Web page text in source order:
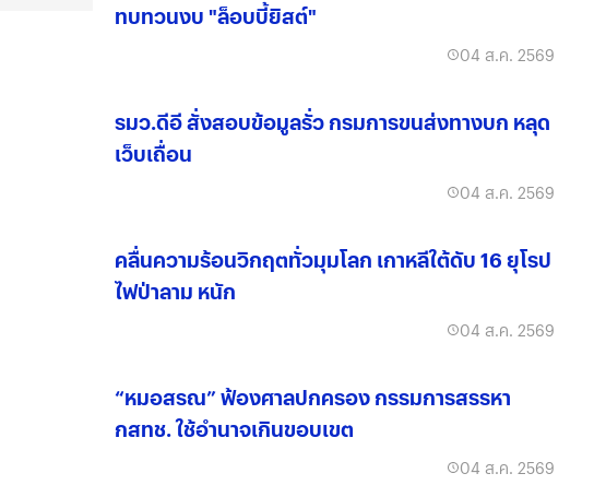
ทบทวนงบ "ล็อบบี้ยิสต์"
04 ส.ค. 2569
รมว.ดีอี สั่งสอบข้อมูลรั่ว กรมการขนส่งทางบก หลุด
เว็บเถื่อน
04 ส.ค. 2569
คลื่นความร้อนวิกฤตทั่วมุมโลก เกาหลีใต้ดับ 16 ยุโรป
ไฟป่าลาม หนัก
04 ส.ค. 2569
“หมอสรณ” ฟ้องศาลปกครอง กรรมการสรรหา
กสทช. ใช้อำนาจเกินขอบเขต
04 ส.ค. 2569